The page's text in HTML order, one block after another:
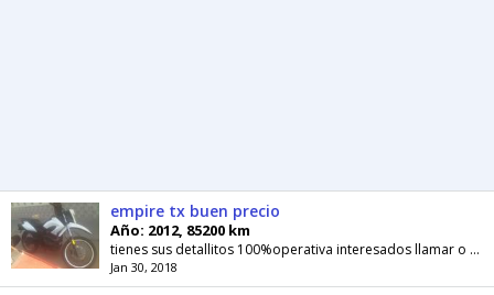
empire tx buen precio
Año: 2012, 85200 km
tienes sus detallitos 100%operativa interesados llamar o escribir 04128500428
Jan 30, 2018